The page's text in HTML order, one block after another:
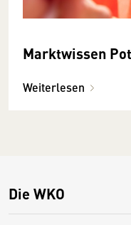
Marktwissen
Weiterlesen
Die WKO